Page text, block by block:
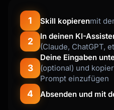
1 Skill kopierenmit
2
In deinen KI-
(Claude, ChatGPT,
3
Deine Eingaben
(optional) und
Prompt einzufügen
4 Absenden und mit